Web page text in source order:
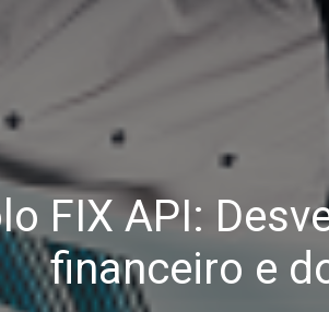
FIX API:
financeiro e